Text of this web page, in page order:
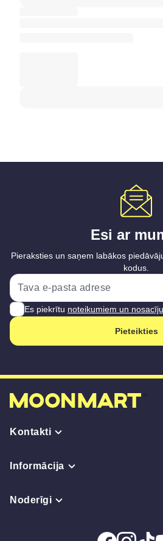
Esi ar
Pieraksties un saņem labākos
kodus.
Es piekrītu noteikumiem un
Pieteikties
Kontakti
Informācija
Noderīgi